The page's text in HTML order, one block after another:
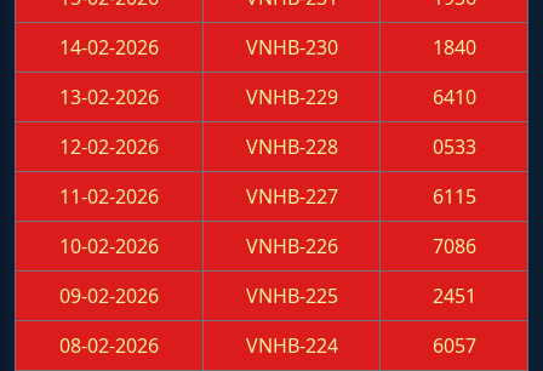
14-02-2026
VNHB-230
1840
13-02-2026
VNHB-229
6410
12-02-2026
VNHB-228
0533
11-02-2026
VNHB-227
6115
10-02-2026
VNHB-226
7086
09-02-2026
VNHB-225
2451
08-02-2026
VNHB-224
6057